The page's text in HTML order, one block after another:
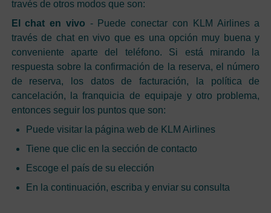
través de otros modos que son:
El chat en vivo - Puede conectar con KLM Airlines a
través de chat en vivo que es una opción muy buena y
conveniente aparte del teléfono. Si está mirando la
respuesta sobre la confirmación de la reserva, el número
de reserva, los datos de facturación, la política de
cancelación, la franquicia de equipaje y otro problema,
entonces seguir los puntos que son:
Puede visitar la página web de KLM Airlines
Tiene que clic en la sección de contacto
Escoge el país de su elección
En la continuación, escriba y enviar su consulta